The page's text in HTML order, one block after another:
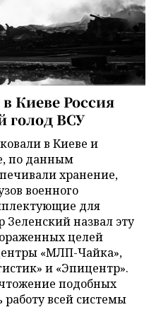
Киеве Россия
голод ВСУ
в Киеве и
по данным
хранение,
военного
для
назвал эту
целей
«МЛП-Чайка»,
и «Эпицентр».
подобных
работу всей системы